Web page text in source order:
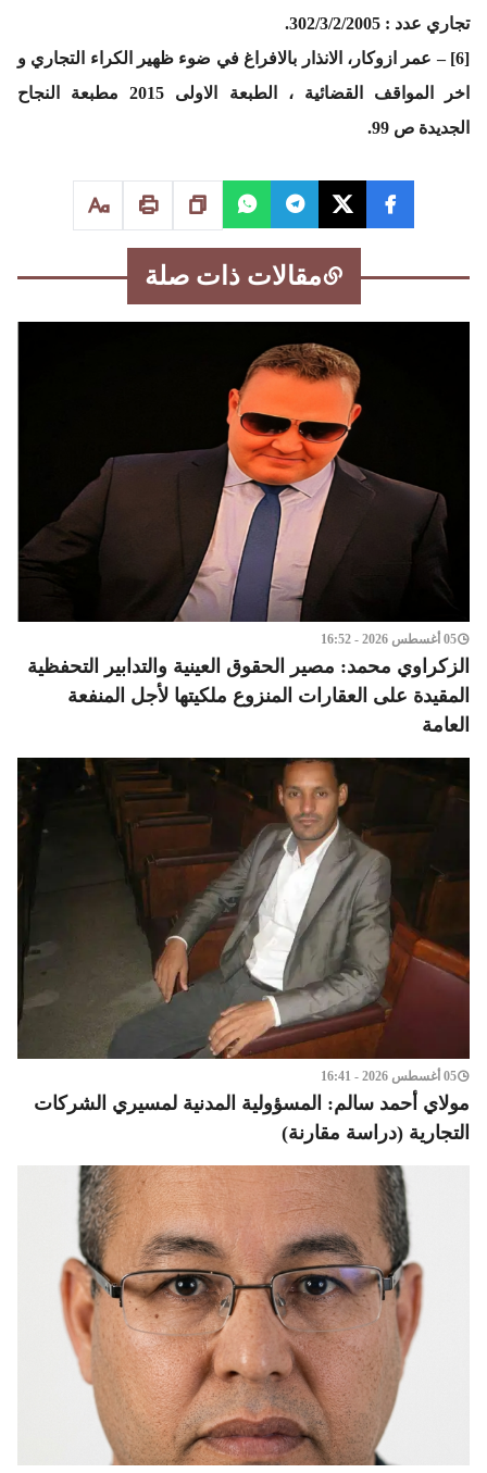
تجاري عدد : 302/3/2/2005.
[6] – عمر ازوكار، الانذار بالافراغ في ضوء ظهير الكراء التجاري و
اخر المواقف القضائية ، الطبعة الاولى 2015 مطبعة النجاح
الجديدة ص 99.
مقالات ذات صلة
05 أغسطس 2026 - 16:52
الزكراوي محمد: مصير الحقوق العينية والتدابير التحفظية
المقيدة على العقارات المنزوع ملكيتها لأجل المنفعة
العامة
05 أغسطس 2026 - 16:41
مولاي أحمد سالم: المسؤولية المدنية لمسيري الشركات
التجارية (دراسة مقارنة)